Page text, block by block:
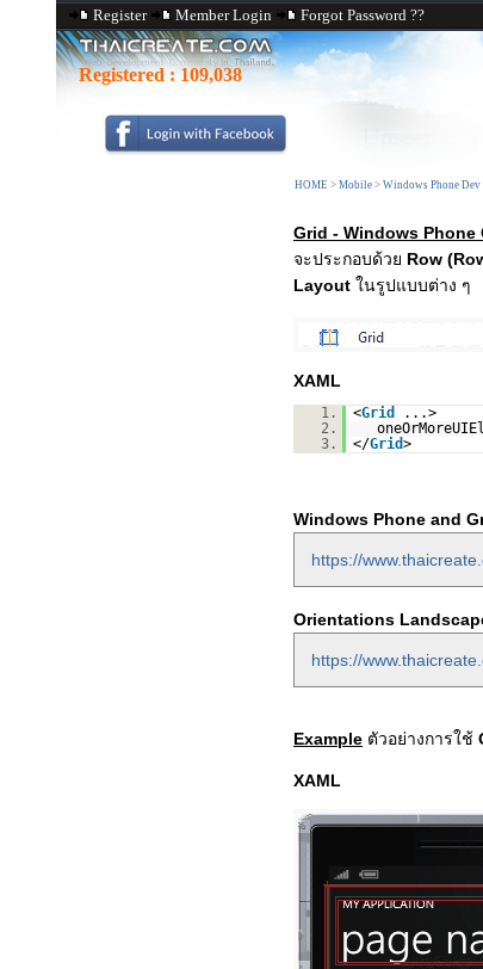
Register Member Login Forgot Password ??
Registered : 109,038
HOME > Mobile > Windows Phone
Grid - Windows Phone
จะประกอบด้วย Row
Layout ในรูปแบบต่าง ๆ
XAML
1. <Grid
...>
2.
3.
</Grid>
Windows Phone and
https://
Orientations
https://
Example ตัวอย่างการใช้
XAML